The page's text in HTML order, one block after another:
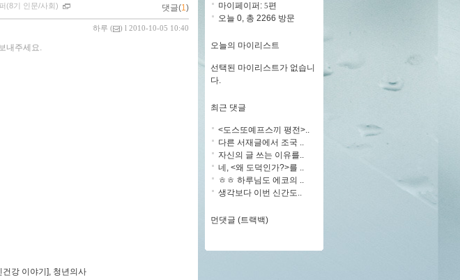
(8기 인문/사회) 댓글(1)
하루 ( ) l 2010-10-05 10:40
내주세요.
강 이야기], 청년의사
마이페이퍼: 5편
오늘 0, 총 2266 방문
오늘의 마이리스트
선택된 마이리스트가 없습니
다.
최근 댓글
<도스또예프스끼 평전>..
다른 서재글에서 조국 ..
자신의 글 쓰는 이유를..
네, <왜 도덕인가?>를 ..
ㅎㅎ 하루님도 에코의 ..
생각보다 이번 신간도..
먼댓글 (트랙백)